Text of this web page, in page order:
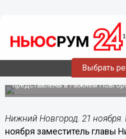
Выбрать
«На выставке «Самая
мы видим, как богата
Михаил Кузнецов
Работы-победители
под эгидой Русского
представлены в Нижнем
Нижний Новгород. 21 ноября.
ноября заместитель главы